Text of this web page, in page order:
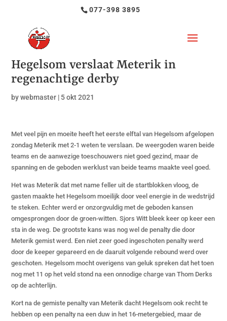
077-398 3895
Hegelsom verslaat Meterik in
regenachtige derby
bywebmaster | 5 okt 2021
Met veel pijn en moeite heeft het eerste elftal van Hegelsom afgelopen
zondag Meterik met 2-1 weten te verslaan. De weergoden waren beide
teams en de aanwezige toeschouwers niet goed gezind, maar de
spanning en de geboden werklust van beide teams maakte veel goed.
Het was Meterik dat met name feller uit de startblokken vloog, de
gasten maakte het Hegelsom moeilijk door veel energie in de wedstrijd
te steken. Echter werd er onzorgvuldig met de geboden kansen
omgesprongen door de groen-witten. Sjors Witt bleek keer op keer een
sta in de weg. De grootste kans was nog wel de penalty die door
Meterik gemist werd. Een niet zeer goed ingeschoten penalty werd
door de keeper gepareerd en de daaruit volgende rebound werd over
geschoten. Hegelsom mocht overigens van geluk spreken dat het toen
nog met 11 op het veld stond na een onnodige charge van Thom Derks
op de achterlijn.
Kort na de gemiste penalty van Meterik dacht Hegelsom ook recht te
hebben op een penalty na een duw in het 16-metergebied, maar de